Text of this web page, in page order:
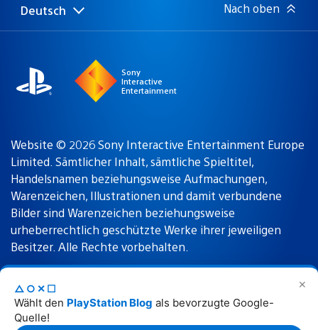
✕
△○✕☐
Wählt den PlayStation Blog als bevorzugte Google-
Quelle!
Select
a
Aktuelle
Region:
Deutsch Nach oben
Sony
Interactive
Entertainment
Website © 2026 Sony Interactive Entertainment Europe
Limited. Sämtlicher Inhalt, sämtliche Spieltitel,
Handelsnamen beziehungsweise Aufmachungen,
Warenzeichen, Illustrationen und damit verbundene
Bilder sind Warenzeichen beziehungsweise
urheberrechtlich geschützte Werke ihrer jeweiligen
Besitzer. Alle Rechte vorbehalten.
Nutzungsbedingungen Datenschutzrichtlinie